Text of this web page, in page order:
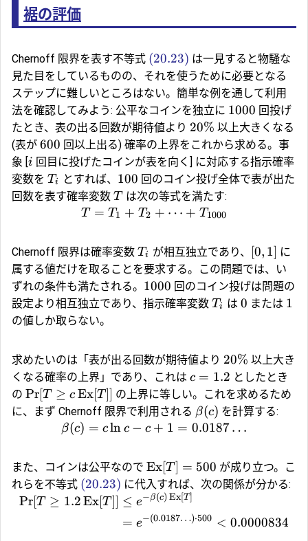
裾の評価
Chernoff 限界を表す不等式 (20.23) は一見すると物騒な
見た目をしているものの、それを使うために必要となる
ステップに難しいところはない。簡単な例を通して利用
法を確認してみよう: 公平なコインを独立に 1000 回投げ
たとき、表の出る回数が期待値より 20% 以上大きくなる
(表が 600 回以上出る) 確率の上界をこれから求める。事
象 [i 回目に投げたコインが表を向く] に対応する指示確率
変数を Ti とすれば、 100 回のコイン投げ全体で表が出た
回数を表す確率変数 T は次の等式を満たす:
T = T1 + T2 + ⋯ + T1000
Chernoff 限界は確率変数 Ti が相互独立であり、 [0, 1] に
属する値だけを取ることを要求する。この問題では、い
ずれの条件も満たされる。 1000 回のコイン投げは問題の
設定より相互独立であり、指示確率変数 Ti は 0 または 1
の値しか取らない。
求めたいのは「表が出る回数が期待値より 20% 以上大き
くなる確率の上界」であり、これは c = 1.2 としたとき
の Pr[T ≥ c Ex[T ]] の上界に等しい。これを求めるため
に、まず Chernoff 限界で利用される β(c) を計算する:
β(c) = cln c − c + 1 = 0.0187 …
また、コインは公平なので Ex[T ] = 500 が成り立つ。こ
れらを不等式 (20.23) に代入すれば、次の関係が分かる:
Pr[T ≥ 1.2Ex[T ]] ≤ e−β(c) Ex[ T]
= e−(0.0187…)⋅500 < 0.0000834